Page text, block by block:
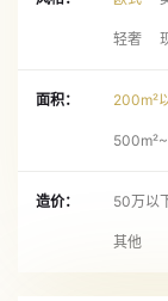
轻奢
面积： 200m²
造价： 50万以
其他